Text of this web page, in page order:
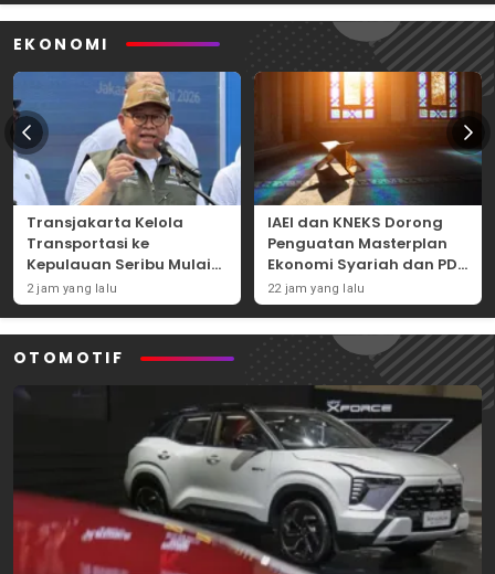
EKONOMI
Transjakarta Kelola
Transportasi ke
Kepulauan Seribu Mulai
2027, Pramono: Lebih
Mudah dan Efisien
2 jam yang lalu
IAEI dan KNEKS Dorong
Penguatan Masterplan
Ekonomi Syariah dan PDB
Syariah Indonesia
22 jam yang lalu
OTOMOTIF